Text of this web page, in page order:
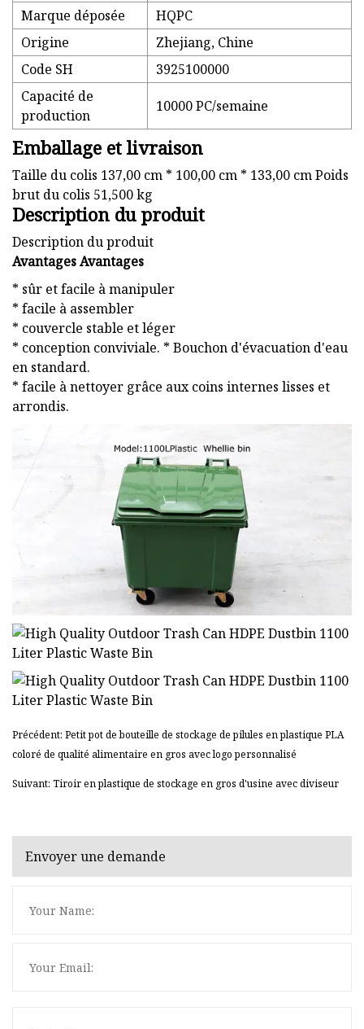
Marque déposée
HQPC
Origine
Zhejiang, Chine
Code SH
3925100000
Capacité de
production
10000 PC/semaine
Emballage et livraison
Taille du colis 137,00 cm * 100,00 cm * 133,00 cm Poids
brut du colis 51,500 kg
Description du produit
Description du produit
Avantages Avantages
* sûr et facile à manipuler
* facile à assembler
* couvercle stable et léger
* conception conviviale. * Bouchon d'évacuation d'eau
en standard.
* facile à nettoyer grâce aux coins internes lisses et
arrondis.
Précédent: Petit pot de bouteille de stockage de pilules en plastique PLA
coloré de qualité alimentaire en gros avec logo personnalisé
Suivant: Tiroir en plastique de stockage en gros d'usine avec diviseur
Envoyer une demande